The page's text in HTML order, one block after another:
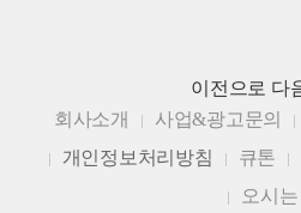
이전으로 다
회사소개
사업&광고문의
개인정보처리방침
큐톤
오시는